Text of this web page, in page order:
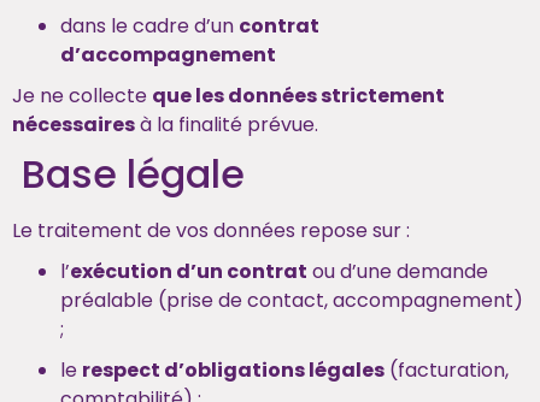
dans le cadre d’un contrat
d’accompagnement
Je ne collecte que les données strictement
nécessairesà la finalité prévue.
Base légale
Le traitement de vos données repose sur :
l’exécution d’un contrat ou d’une demande
préalable (prise de contact, accompagnement)
;
le respect d’obligations légales (facturation,